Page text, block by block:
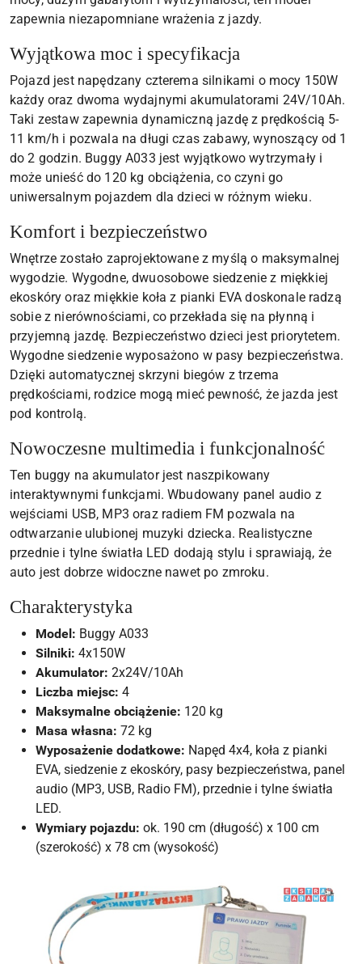
zapewnia niezapomniane wrażenia z jazdy.
Wyjątkowa moc i specyfikacja
Pojazd jest napędzany czterema silnikami o mocy 150W
każdy oraz dwoma wydajnymi akumulatorami 24V/10Ah.
Taki zestaw zapewnia dynamiczną jazdę z prędkością 5-
11 km/h i pozwala na długi czas zabawy, wynoszący od 1
do 2 godzin. Buggy A033 jest wyjątkowo wytrzymały i
może unieść do 120 kg obciążenia, co czyni go
uniwersalnym pojazdem dla dzieci w różnym wieku.
Komfort i bezpieczeństwo
Wnętrze zostało zaprojektowane z myślą o maksymalnej
wygodzie. Wygodne, dwuosobowe siedzenie z miękkiej
ekoskóry oraz miękkie koła z pianki EVA doskonale radzą
sobie z nierównościami, co przekłada się na płynną i
przyjemną jazdę. Bezpieczeństwo dzieci jest priorytetem.
Wygodne siedzenie wyposażono w pasy bezpieczeństwa.
Dzięki automatycznej skrzyni biegów z trzema
prędkościami, rodzice mogą mieć pewność, że jazda jest
pod kontrolą.
Nowoczesne multimedia i funkcjonalność
Ten buggy na akumulator jest naszpikowany
interaktywnymi funkcjami. Wbudowany panel audio z
wejściami USB, MP3 oraz radiem FM pozwala na
odtwarzanie ulubionej muzyki dziecka. Realistyczne
przednie i tylne światła LED dodają stylu i sprawiają, że
auto jest dobrze widoczne nawet po zmroku.
Charakterystyka
Model: Buggy A033
Silniki: 4x150W
Akumulator: 2x24V/10Ah
Liczba miejsc: 4
Maksymalne obciążenie: 120 kg
Masa własna: 72 kg
Wyposażenie dodatkowe: Napęd 4x4, koła z pianki
EVA, siedzenie z ekoskóry, pasy bezpieczeństwa, panel
audio (MP3, USB, Radio FM), przednie i tylne światła
LED.
Wymiary pojazdu: ok. 190 cm (długość) x 100 cm
(szerokość) x 78 cm (wysokość)